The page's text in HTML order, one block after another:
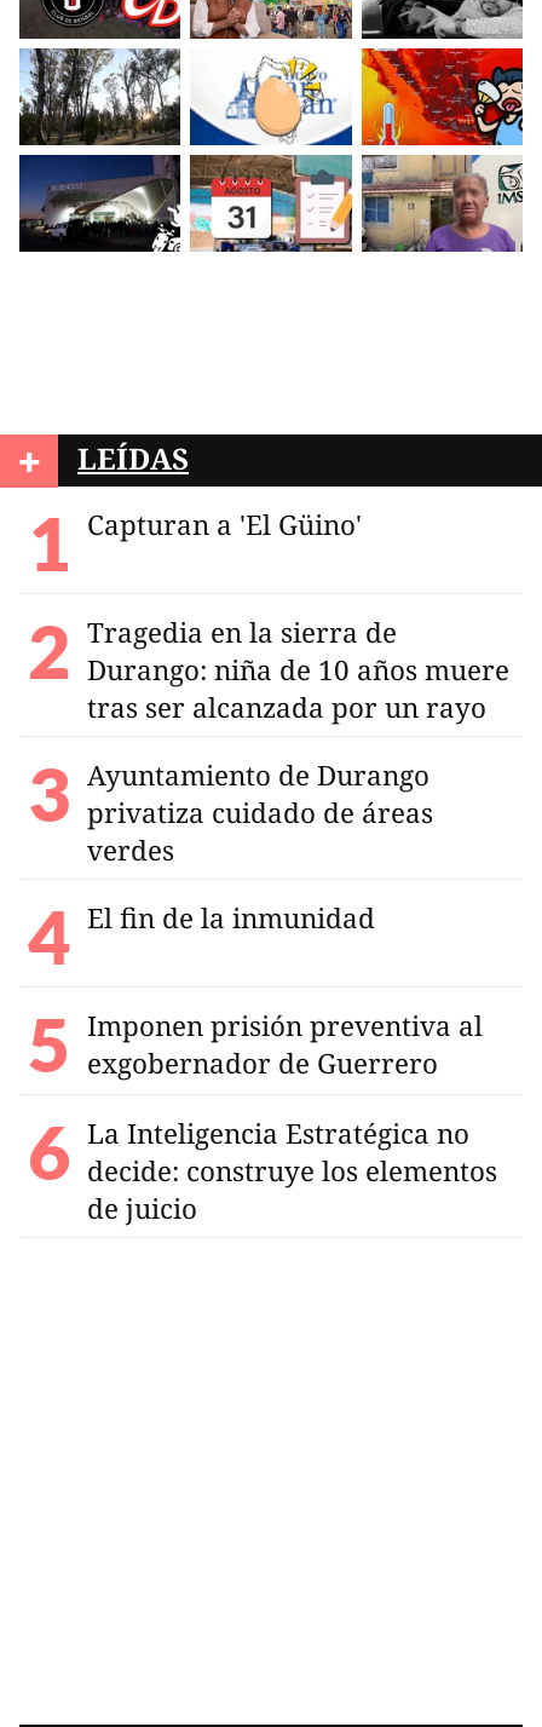
+ LEÍDAS
Capturan a 'El Güino'
Tragedia en la sierra de
Durango: niña de 10 años muere
tras ser alcanzada por un rayo
Ayuntamiento de Durango
privatiza cuidado de áreas
verdes
El fin de la inmunidad
Imponen prisión preventiva al
exgobernador de Guerrero
La Inteligencia Estratégica no
decide: construye los elementos
de juicio